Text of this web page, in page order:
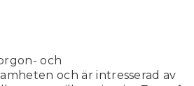
och
och är intresserad av